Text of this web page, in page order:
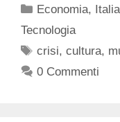
Categorie
Economia, Italia
Tecnologia
Tag
crisi,cultura,
0 Commenti